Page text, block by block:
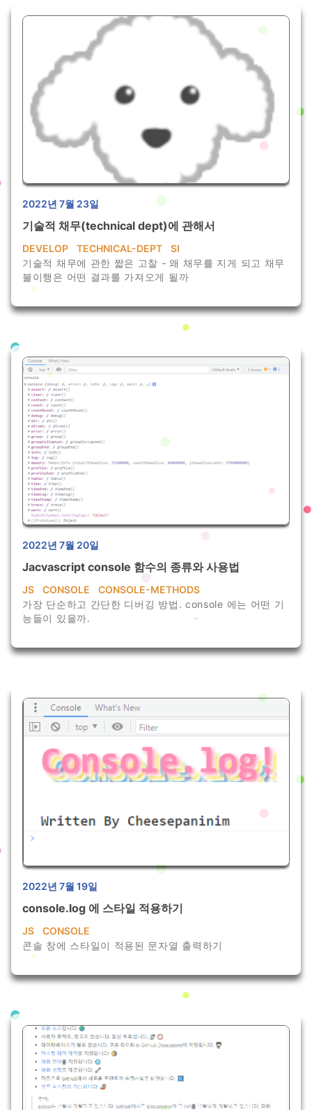
2022년 7월 23일
기술적 채무(technical dept)에 관해서
DEVELOP TECHNICAL-DEPT
SI
기술적 채무에 관한 짧은 고찰 - 왜 채무를 지게 되고 채무
불이행은 어떤 결과를 가져오게 될까
2022년 7월 20일
Jacvascript console 함수의 종류와 사용법
JS CONSOLE
CONSOLE-METHODS
가장 단순하고 간단한 디버깅 방법. console 에는 어떤 기
능들이 있을까.
2022년 7월 19일
console.log 에 스타일 적용하기
JS
CONSOLE
콘솔 창에 스타일이 적용된 문자열 출력하기